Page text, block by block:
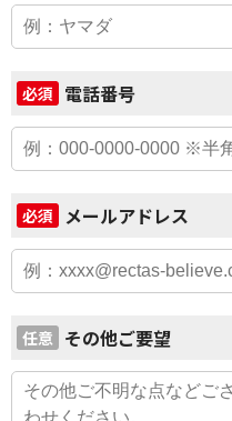
必須 電話番号
必須 メールアドレス
任意 その他ご要望